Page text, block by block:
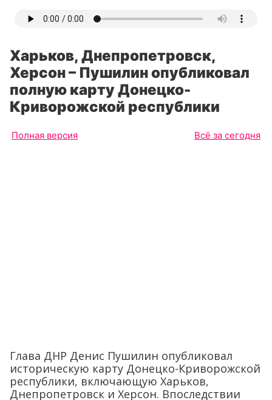
Харьков, Днепропетровск,
Херсон – Пушилин опубликовал
полную карту Донецко-
Криворожской республики
Полная версия Всё за сегодня
Глава ДНР Денис Пушилин опубликовал
историческую карту Донецко-Криворожской
республики, включающую Харьков,
Днепропетровск и Херсон. Впоследствии